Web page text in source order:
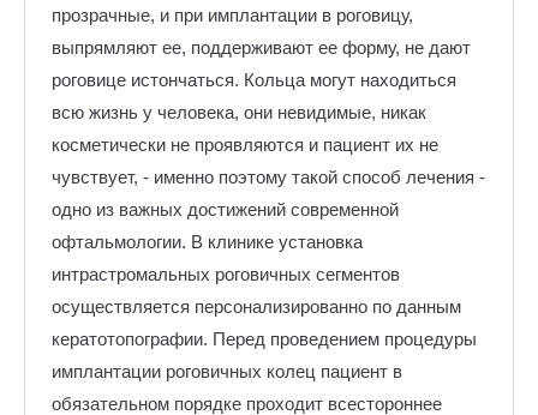
прозрачные, и при имплантации в роговицу,
выпрямляют ее, поддерживают ее форму, не дают
роговице истончаться. Кольца могут находиться
всю жизнь у человека, они невидимые, никак
косметически не проявляются и пациент их не
чувствует, - именно поэтому такой способ лечения -
одно из важных достижений современной
офтальмологии. В клинике установка
интрастромальных роговичных сегментов
осуществляется персонализированно по данным
кератотопографии. Перед проведением процедуры
имплантации роговичных колец пациент в
обязательном порядке проходит всестороннее